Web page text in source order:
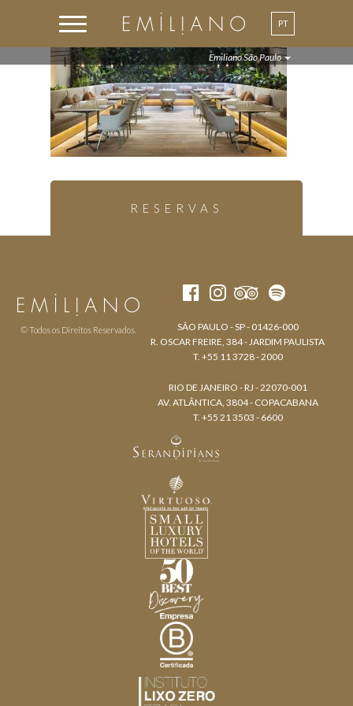
PT
Emiliano São Paulo
RESERVAS
© Todos os Direitos Reservados.
SÃO PAULO - SP - 01426-000
R. OSCAR FREIRE, 384 - JARDIM PAULISTA
T. +55 11 3728 - 2000
RIO DE JANEIRO - RJ - 22070-001
AV. ATLÂNTICA, 3804 - COPACABANA
T. +55 21 3503 - 6600